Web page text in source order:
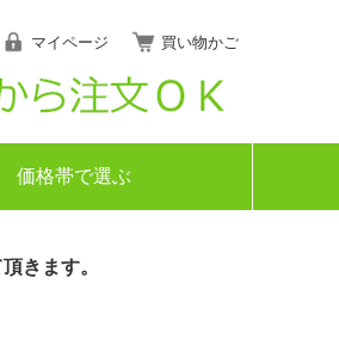
マイページ 買い物かご
価格帯で選ぶ
きます。